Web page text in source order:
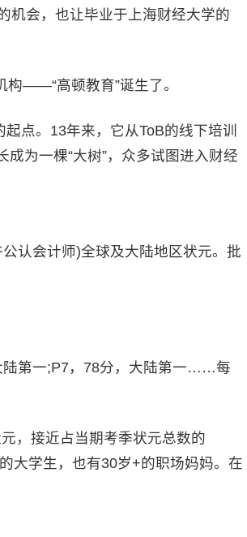
会，也让毕业于上海财经大学的
——“高顿教育”诞生了。
点。13年来，它从ToB的线下培训
为一棵“大树”，众多试图进入财经
认会计师)全球及大陆地区状元。批
第一;P7，78分，大陆第一……每
，接近占当期考季状元总数的
大学生，也有30岁+的职场妈妈。在